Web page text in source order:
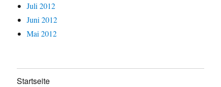
Juli 2012
Juni 2012
Mai 2012
Startseite